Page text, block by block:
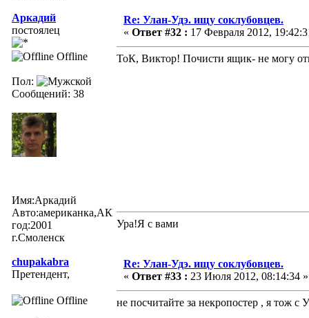
Аркадий
постоялец
Offline
Пол:
Сообщений: 38
Имя:Аркадий
Авто:американка,АКПП
год:2001
г.Смоленск
Re: Улан-Удэ. ищу соклубовцев.
« Ответ #32 : 17 Февраля 2012,
ТоК, Виктор! Почисти ящик- не могу
Ура!Я с вами
chupakabra
Претендент,
Offline
Re: Улан-Удэ. ищу соклубовцев.
« Ответ #33 : 23 Июля 2012, 08:14:34 »
не посчитайте за некропостер , я тож с